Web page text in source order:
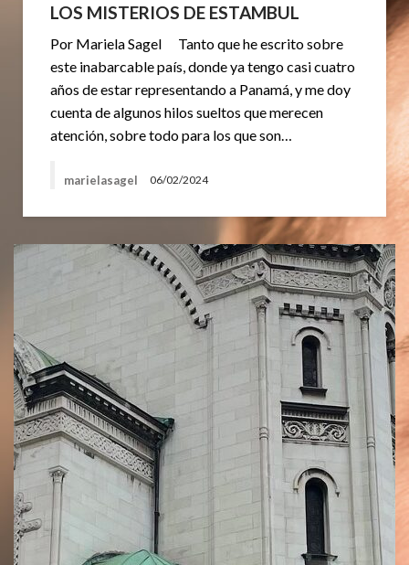
LOS MISTERIOS DE ESTAMBUL
Por Mariela Sagel Tanto que he escrito sobre
este inabarcable país, donde ya tengo casi cuatro
años de estar representando a Panamá, y me doy
cuenta de algunos hilos sueltos que merecen
atención, sobre todo para los que son…
marielasagel 06/02/2024